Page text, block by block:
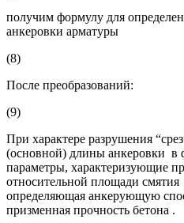
получим формулу для
анкеровки арматуры
(8)
После преобразований:
(9)
При характере разрушения
(основной) длины анкеровки в
параметры, характеризующие
относительной площади
определяющая анкерующую
призменная прочность бетона .